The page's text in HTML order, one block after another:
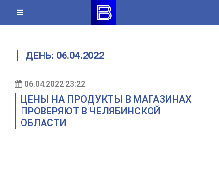
content
ДЕНЬ: 06.04.2022
06.04.2022 23:22
ЦЕНЫ НА ПРОДУКТЫ В МАГАЗИНАХ
ПРОВЕРЯЮТ В ЧЕЛЯБИНСКОЙ
ОБЛАСТИ